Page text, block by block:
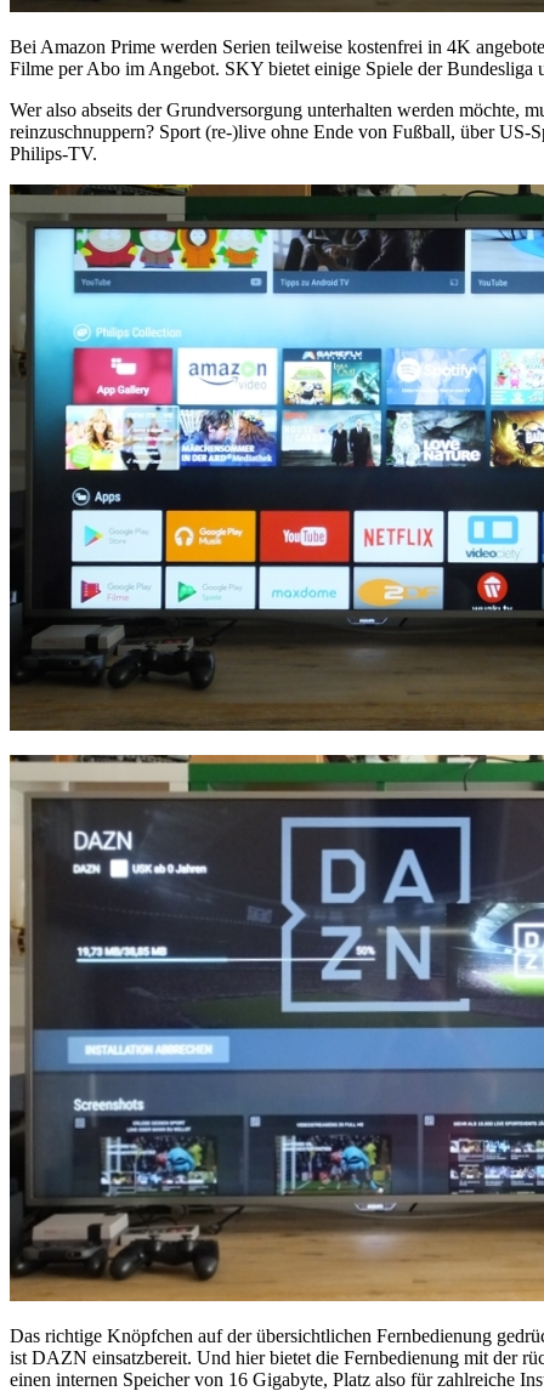
Bei Amazon Prime werden Serien teilweise kostenfrei in 4K
Filme per Abo im Angebot. SKY bietet einige Spiele der Bundesliga
Wer also abseits der Grundversorgung unterhalten werden möchte,
reinzuschnuppern? Sport (re-)live ohne Ende von Fußball, über US-
Philips-TV.
Das richtige Knöpfchen auf der übersichtlichen Fernbedienung
ist DAZN einsatzbereit. Und hier bietet die Fernbedienung mit der
einen internen Speicher von 16 Gigabyte, Platz also für zahlreiche